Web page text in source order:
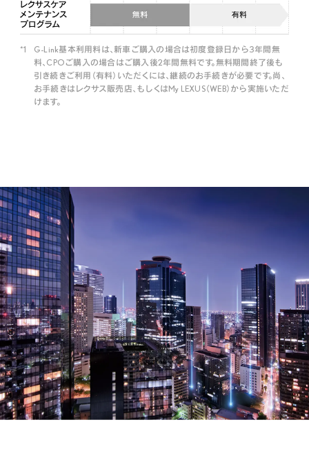
G-Link基本利用料は、新車ご購入の場合は初度登録日から3年間無
料、CPOご購入の場合はご購入後2年間無料です。無料期間終了後も
引き続きご利用（有料）いただくには、継続のお手続きが必要です。尚、
お手続きはレクサス販売店、もしくはMy LEXUS（WEB）から実施いただ
けます。